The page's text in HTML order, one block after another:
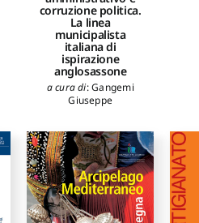
corruzione politica.
La linea
municipalista
italiana di
ispirazione
anglosassone
a cura di:Gangemi
Giuseppe